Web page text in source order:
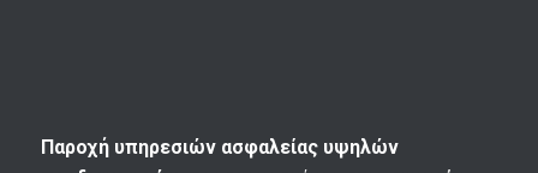
Παροχή υπηρεσιών ασφαλείας υψηλών